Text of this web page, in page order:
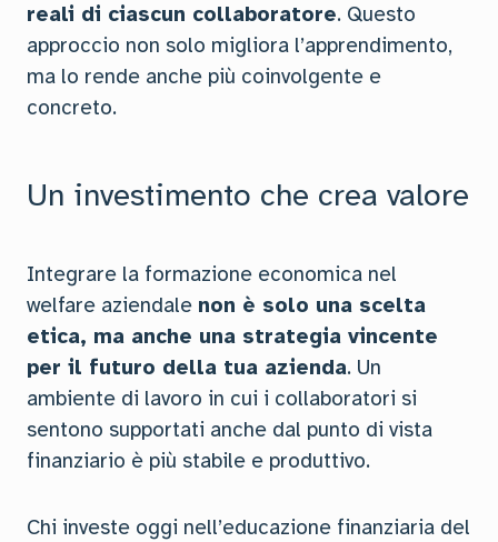
reali di ciascun collaboratore. Questo
approccio non solo migliora l’apprendimento,
ma lo rende anche più coinvolgente e
concreto.
Un investimento che crea valore
Integrare la formazione economica nel
welfare aziendale non è solo una scelta
etica, ma anche una strategia vincente
per il futuro della tua azienda. Un
ambiente di lavoro in cui i collaboratori si
sentono supportati anche dal punto di vista
finanziario è più stabile e produttivo.
Chi investe oggi nell’educazione finanziaria del